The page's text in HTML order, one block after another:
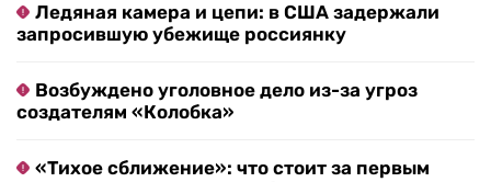
Ледяная камера и цепи: в США задержали
запросившую убежище россиянку
Возбуждено уголовное дело из-за угроз
создателям «Колобка»
«Тихое сближение»: что стоит за первым